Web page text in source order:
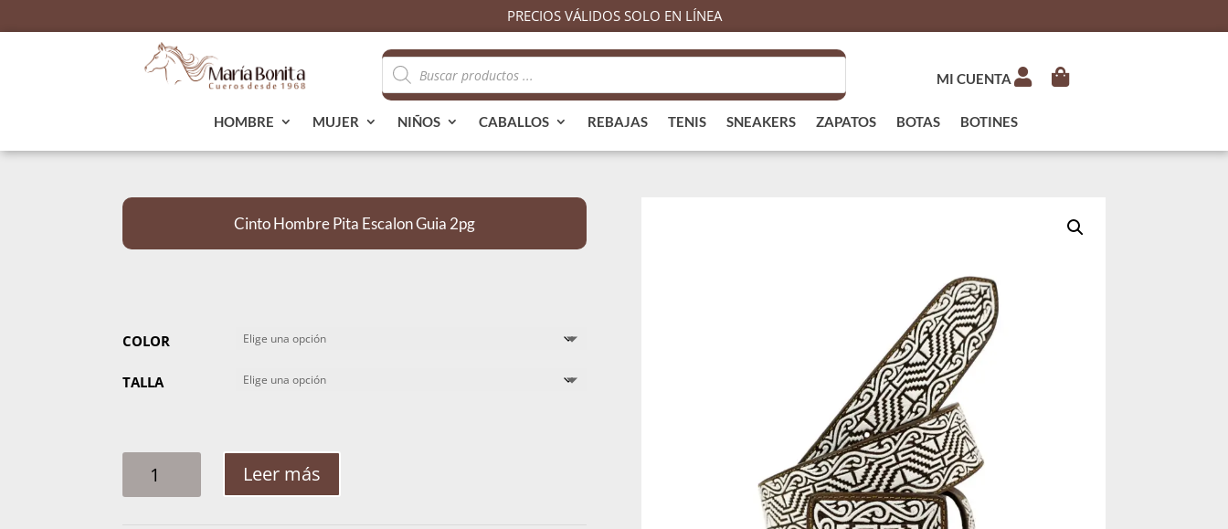
PRECIOS VÁLIDOS SOLO EN LÍNEA
Búsqueda
de
productos
MI CUENTA
HOMBRE MUJER NIÑOS CABALLOS REBAJAS TENIS SNEAKERS ZAPATOS BOTAS BOTINES
Cinto Hombre Pita Escalon Guia 2pg
COLOR
TALLA
HOMBRE
Leer más